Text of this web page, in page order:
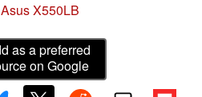
X550LB
as a preferred
on Google